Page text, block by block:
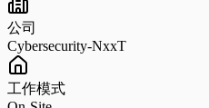
公司
Cybersecurity-NxxT
工作模式